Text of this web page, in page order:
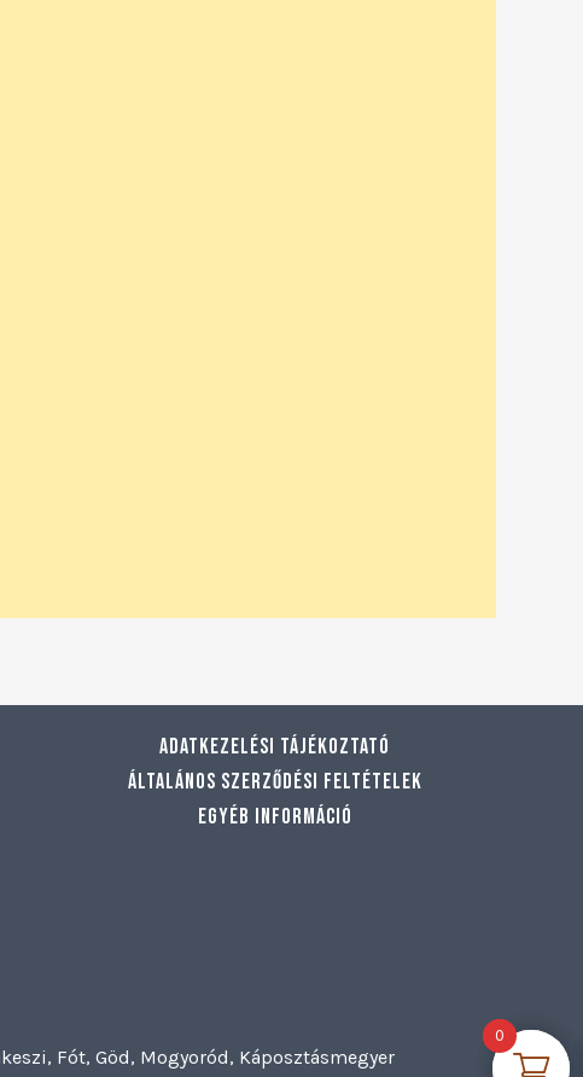
Adatkezelési tájékoztató
Általános szerződési feltételek
Egyéb információ
Fót, Göd, Mogyoród, Káposztásmegyer
0
0